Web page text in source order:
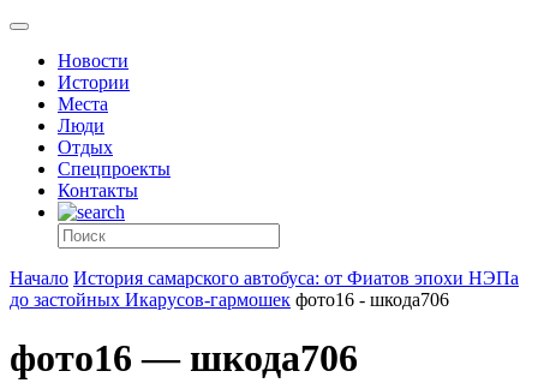
Новости
Истории
Места
Люди
Отдых
Спецпроекты
Контакты
Начало История самарского автобуса: от Фиатов эпохи НЭПа
до застойных Икарусов-гармошек фото16 - шкода706
фото16 — шкода706